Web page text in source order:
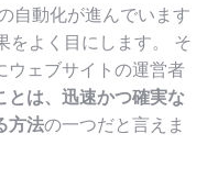
自動化が進んでいます
をよく目にします。 そ
ウェブサイトの運営者
とは、迅速かつ確実な
方法の一つだと言えま